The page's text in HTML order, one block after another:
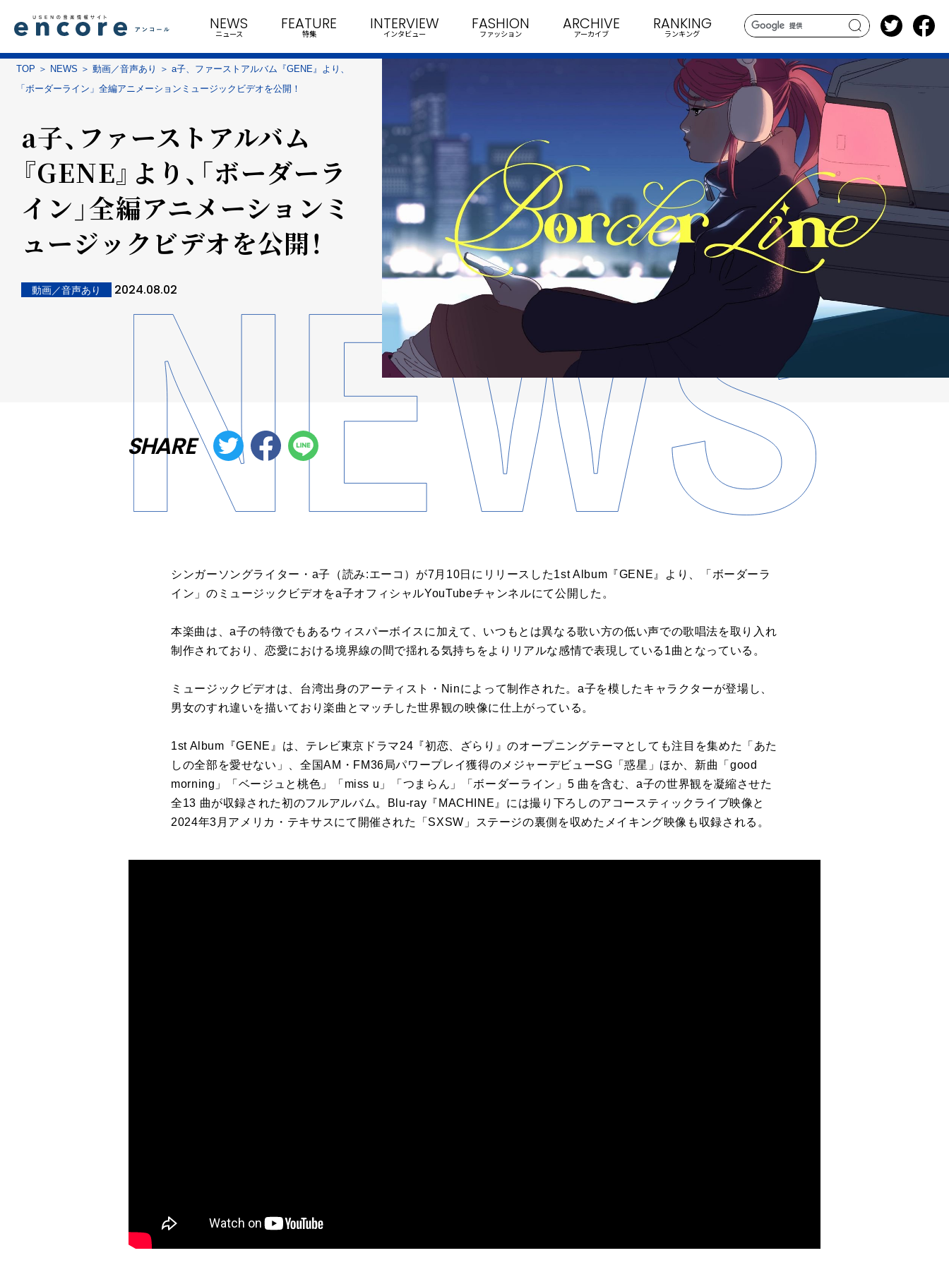
search
NEWS
ニュース
FEATURE
特集
INTERVIEW
インタビュー
FASHION
ファッション
ARCHIVE
アーカイブ
RANKING
ランキング
TOP NEWS 動画／音声あり
a子、ファーストアルバム『GENE』より、
「ボーダーライン」全編アニメーションミュージックビデオを公開！
a子、ファーストアルバム
『GENE』より、「ボーダーラ
イン」全編アニメーションミ
ュージックビデオを公開！
動画／音声あり 2024.08.02
SHARE
シンガーソングライター・a子（読み:エーコ）が7月10日にリリースした1st Album『GENE』より、「ボーダーラ
イン」のミュージックビデオをa子オフィシャルYouTubeチャンネルにて公開した。
本楽曲は、a子の特徴でもあるウィスパーボイスに加えて、いつもとは異なる歌い方の低い声での歌唱法を取り入れ
制作されており、恋愛における境界線の間で揺れる気持ちをよりリアルな感情で表現している1曲となっている。
ミュージックビデオは、台湾出身のアーティスト・Ninによって制作された。a子を模したキャラクターが登場し、
男女のすれ違いを描いており楽曲とマッチした世界観の映像に仕上がっている。
1st Album『GENE』は、テレビ東京ドラマ24『初恋、ざらり』のオープニングテーマとしても注目を集めた「あた
しの全部を愛せない」、全国AM・FM36局パワープレイ獲得のメジャーデビューSG「惑星」ほか、新曲「good
morning」「ベージュと桃色」「miss u」「つまらん」「ボーダーライン」5 曲を含む、a子の世界観を凝縮させた
全13 曲が収録された初のフルアルバム。Blu-ray『MACHINE』には撮り下ろしのアコースティックライブ映像と
2024年3月アメリカ・テキサスにて開催された「SXSW」ステージの裏側を収めたメイキング映像も収録される。